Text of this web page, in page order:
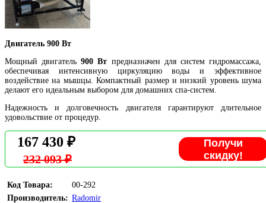
Двигатель 900 Вт
Мощный двигатель900 Вт предназначен для систем гидромассажа,
обеспечивая интенсивную циркуляцию воды и эффективное
воздействие на мышцы. Компактный размер и низкий уровень шума
делают его идеальным выбором для домашних спа-систем.
Надежность и долговечность двигателя гарантируют длительное
удовольствие от процедур.
232 093 ₽
167 430 ₽
Получи
скидку!
Код Товара:
00-292
Производитель: Radomir